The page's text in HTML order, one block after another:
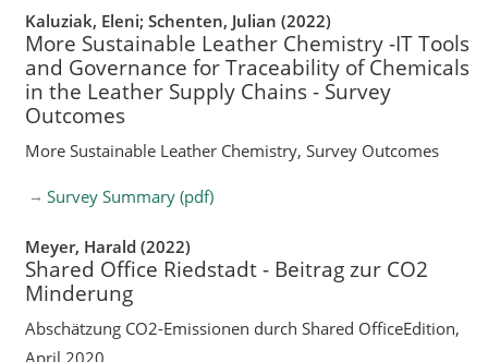
Kaluziak, Eleni; Schenten, Julian (2022)
More Sustainable Leather Chemistry -IT Tools
and Governance for Traceability of Chemicals
in the Leather Supply Chains - Survey
Outcomes
More Sustainable Leather Chemistry, Survey Outcomes
Survey Summary (pdf)
Meyer, Harald (2022)
Shared Office Riedstadt - Beitrag zur CO2
Minderung
Abschätzung CO2-Emissionen durch Shared OfficeEdition,
April 2020